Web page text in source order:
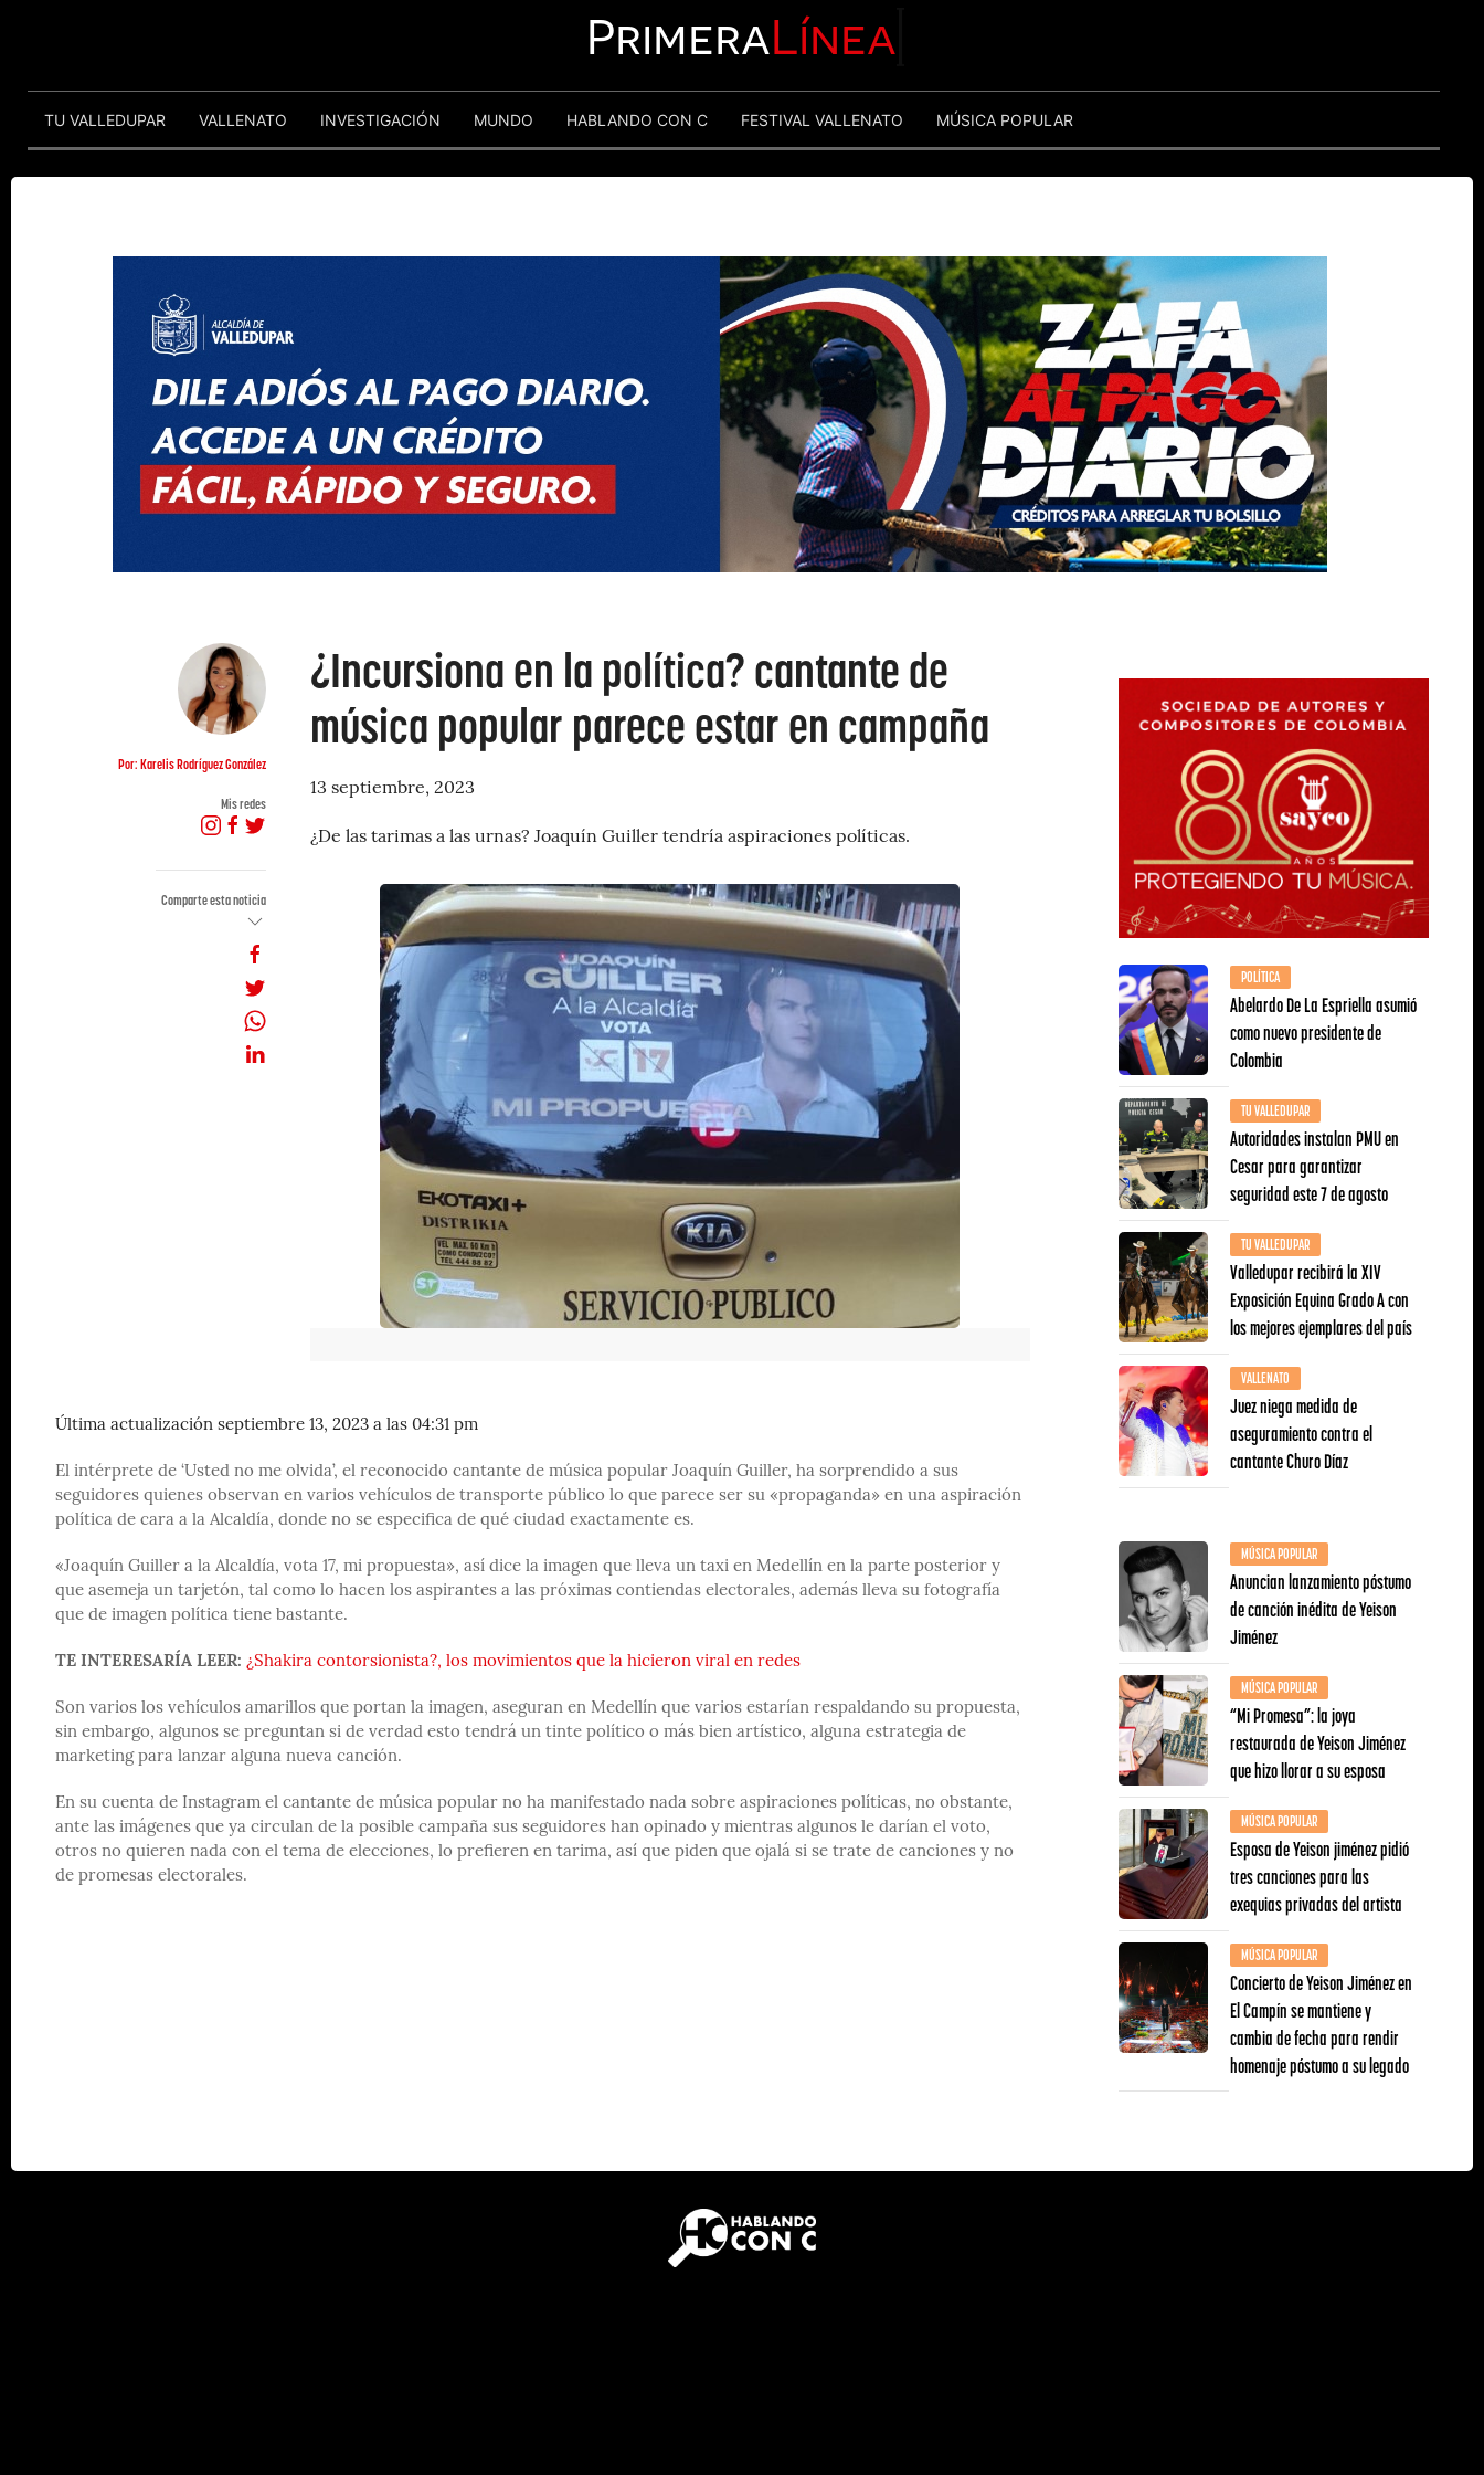
PrimeraLínea
TU VALLEDUPAR VALLENATO INVESTIGACIÓN MUNDO HABLANDO CON C FESTIVAL VALLENATO MÚSICA POPULAR
Por: Karelis Rodríguez González
Mis redes
Comparte esta noticia
¿Incursiona en la política? cantante de
música popular parece estar en campaña
13 septiembre, 2023
¿De las tarimas a las urnas? Joaquín Guiller tendría aspiraciones políticas.
Última actualización septiembre 13, 2023 a las 04:31 pm
El intérprete de ‘Usted no me olvida’, el reconocido cantante de música popular Joaquín Guiller, ha sorprendido a sus
seguidores quienes observan en varios vehículos de transporte público lo que parece ser su «propaganda» en una aspiración
política de cara a la Alcaldía, donde no se especifica de qué ciudad exactamente es.
«Joaquín Guiller a la Alcaldía, vota 17, mi propuesta», así dice la imagen que lleva un taxi en Medellín en la parte posterior y
que asemeja un tarjetón, tal como lo hacen los aspirantes a las próximas contiendas electorales, además lleva su fotografía
que de imagen política tiene bastante.
TE INTERESARÍA LEER: ¿Shakira contorsionista?, los movimientos que la hicieron viral en redes
Son varios los vehículos amarillos que portan la imagen, aseguran en Medellín que varios estarían respaldando su propuesta,
sin embargo, algunos se preguntan si de verdad esto tendrá un tinte político o más bien artístico, alguna estrategia de
marketing para lanzar alguna nueva canción.
En su cuenta de Instagram el cantante de música popular no ha manifestado nada sobre aspiraciones políticas, no obstante,
ante las imágenes que ya circulan de la posible campaña sus seguidores han opinado y mientras algunos le darían el voto,
otros no quieren nada con el tema de elecciones, lo prefieren en tarima, así que piden que ojalá si se trate de canciones y no
de promesas electorales.
POLÍTICA
Abelardo De La Espriella asumió
como nuevo presidente de
Colombia
TU VALLEDUPAR
Autoridades instalan PMU en
Cesar para garantizar
seguridad este 7 de agosto
TU VALLEDUPAR
Valledupar recibirá la XIV
Exposición Equina Grado A con
los mejores ejemplares del país
VALLENATO
Juez niega medida de
aseguramiento contra el
cantante Churo Díaz
MÚSICA POPULAR
Anuncian lanzamiento póstumo
de canción inédita de Yeison
Jiménez
MÚSICA POPULAR
“Mi Promesa”: la joya
restaurada de Yeison Jiménez
que hizo llorar a su esposa
MÚSICA POPULAR
Esposa de Yeison jiménez pidió
tres canciones para las
exequias privadas del artista
MÚSICA POPULAR
Concierto de Yeison Jiménez en
El Campín se mantiene y
cambia de fecha para rendir
homenaje póstumo a su legado